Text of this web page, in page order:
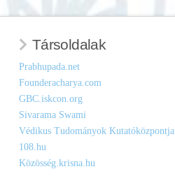
Társoldalak
Prabhupada.net
Founderacharya.com
GBC.iskcon.org
Sivarama Swami
Védikus Tudományok Kutatóközpontja
108.hu
Közösség.krisna.hu